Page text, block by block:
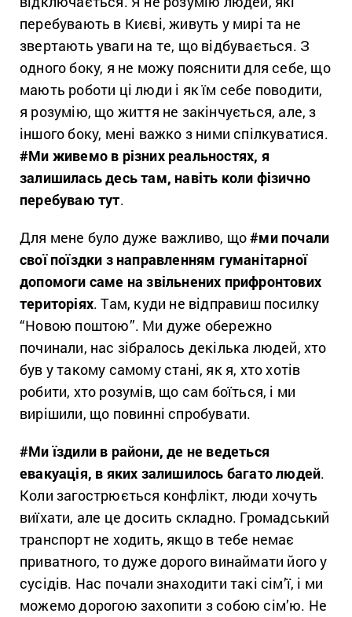
перебувають в Києві, живуть у мирі та не
звертають уваги на те, що відбувається. З
одного боку, я не можу пояснити для себе, що
мають роботи ці люди і як їм себе поводити,
я розумію, що життя не закінчується, але, з
іншого боку, мені важко з ними спілкуватися.
#Ми живемо в різних реальностях, я
залишилась десь там, навіть коли фізично
перебуваю тут.
Для мене було дуже важливо, що#ми почали
свої поїздки з направленням гуманітарної
допомоги саме на звільнених прифронтових
територіях. Там, куди не відправиш посилку
“Новою поштою”. Ми дуже обережно
починали, нас зібралось декілька людей, хто
був у такому самому стані, як я, хто хотів
робити, хто розумів, що сам боїться, і ми
вирішили, що повинні спробувати.
#Ми їздили в райони, де не ведеться
евакуація, в яких залишилось багато людей.
Коли загострюється конфлікт, люди хочуть
виїхати, але це досить складно. Громадський
транспорт не ходить, якщо в тебе немає
приватного, то дуже дорого винаймати його у
сусідів. Нас почали знаходити такі сім’ї, і ми
можемо дорогою захопити з собою сім’ю. Не